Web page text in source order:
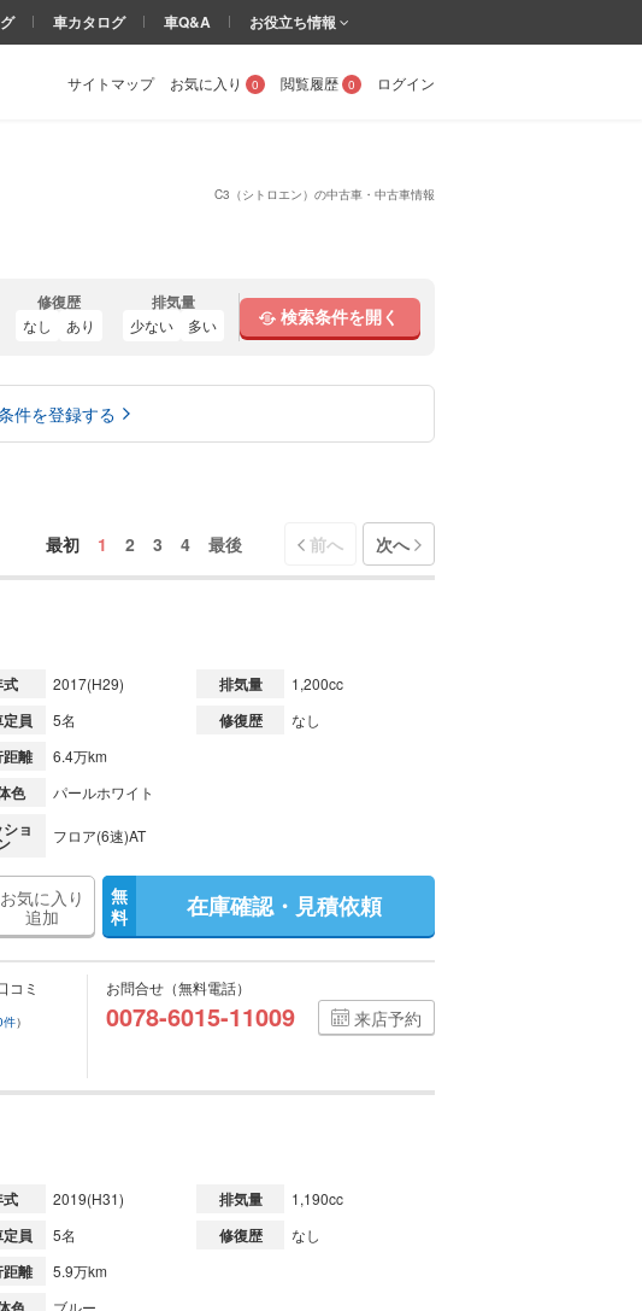
C3（シトロエン）の中古車・中古車情報
サイトマップ お気に入り 0 閲覧履歴 0 ログイン
車カタログ 車Q&A お役立ち情報
修復歴
なし あり
排気量
少ない 多い 検索条件を開く
件を登録する
最初 1 2 3 4 最後 前へ 次へ
2017(H29) 排気量 1,200cc
員 5名 修復歴 なし
離 6.4万km
色 パールホワイト
ショ フロア(6速)AT
お気に入り
追加
無
料
在庫確認・見積依頼
コミ
件）
お問合せ（無料電話）
0078-6015-11009 来店予約
2019(H31) 排気量 1,190cc
員 5名 修復歴 なし
離 5.9万km
ブルー